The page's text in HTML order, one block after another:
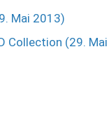
Mai 2013)
Collection (29. Mai